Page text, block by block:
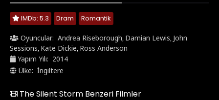
IMDb: 5.3 Dram Romantik
Oyuncular: Andrea Riseborough, Damian Lewis, John
Sessions, Kate Dickie, Ross Anderson
Yapım Yılı: 2014
Ülke: İngiltere
The Silent Storm Benzeri Filmler